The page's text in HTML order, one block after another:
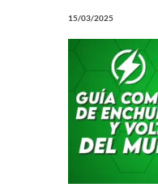
15/03/2025